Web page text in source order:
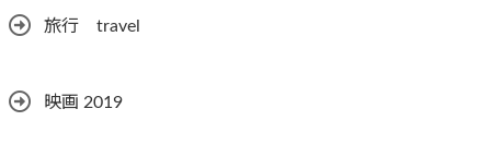
旅行 travel
映画 2019